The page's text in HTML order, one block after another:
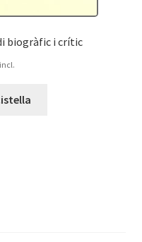
biogràfic i crític